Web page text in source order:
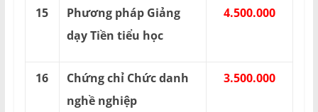
15
Phương pháp Giảng
dạy Tiền tiểu học
4.500.000
16
Chứng chỉ Chức danh
nghề nghiệp
3.500.000